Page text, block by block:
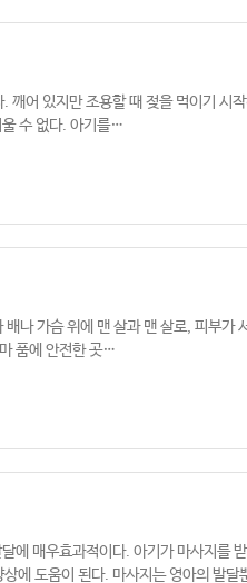
깨어 있지만 조용할 때 젖을 먹이기 시
울 수 없다. 아기를…
나 가슴 위에 맨 살과 맨 살로, 피부가
품에 안전한 곳…
에 매우효과적이다. 아기가 마사지를
에 도움이 된다. 마사지는 영아의 발달